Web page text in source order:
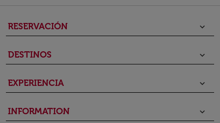
RESERVACIÓN keyboard_arrow_down
DESTINOS keyboard_arrow_down
EXPERIENCIA keyboard_arrow_down
INFORMATION keyboard_arrow_down